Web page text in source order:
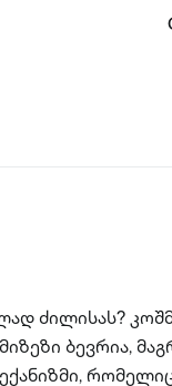
ძილისას?
ბევრია,